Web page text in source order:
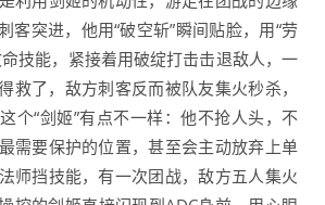
突进，他用“破空斩”瞬间贴脸，用“劳
技能，紧接着用破绽打击击退敌人，一
救了，敌方刺客反而被队友集火秒杀，
个“剑姬”有点不一样：他不抢人头，不
需要保护的位置，甚至会主动放弃上单
师挡技能，有一次团战，敌方五人集火